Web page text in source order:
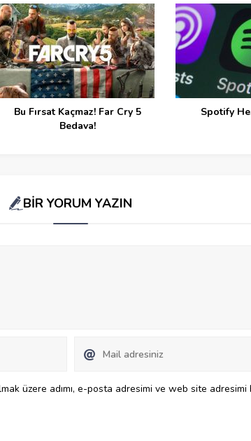
Bu Fırsat Kaçmaz! Far Cry 5
Bedava!
Spotify
BİR YORUM YAZIN
üzere adımı, e-posta adresimi ve web site adresimi